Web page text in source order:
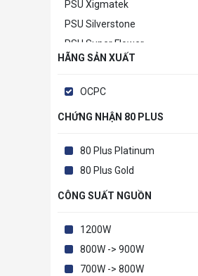
PSU Xigmatek
PSU Silverstone
PSU Super Flower
PSU MSI
HÃNG SẢN XUẤT
OCPC
CHỨNG NHẬN 80 PLUS
80 Plus Platinum
80 Plus Gold
CÔNG SUẤT NGUỒN
1200W
800W -> 900W
700W -> 800W